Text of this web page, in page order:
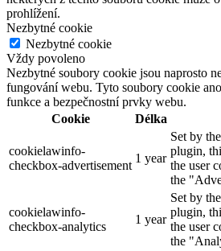
prohlížení.
Nezbytné cookie
Nezbytné cookie
Vždy povoleno
Nezbytné soubory cookie jsou naprosto
fungování webu. Tyto soubory cookie
funkce a bezpečnostní prvky webu.
Cookie
Délka
cookielawinfo-
checkbox-advertisement
1 year
Set by
plugin,
the user
the
cookielawinfo-
checkbox-analytics
1 year
Set by
plugin,
the user
the